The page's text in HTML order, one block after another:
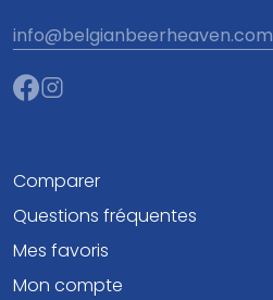
info@belgianbeerheaven.com
Comparer
Questions fréquentes
Mes favoris
Mon compte